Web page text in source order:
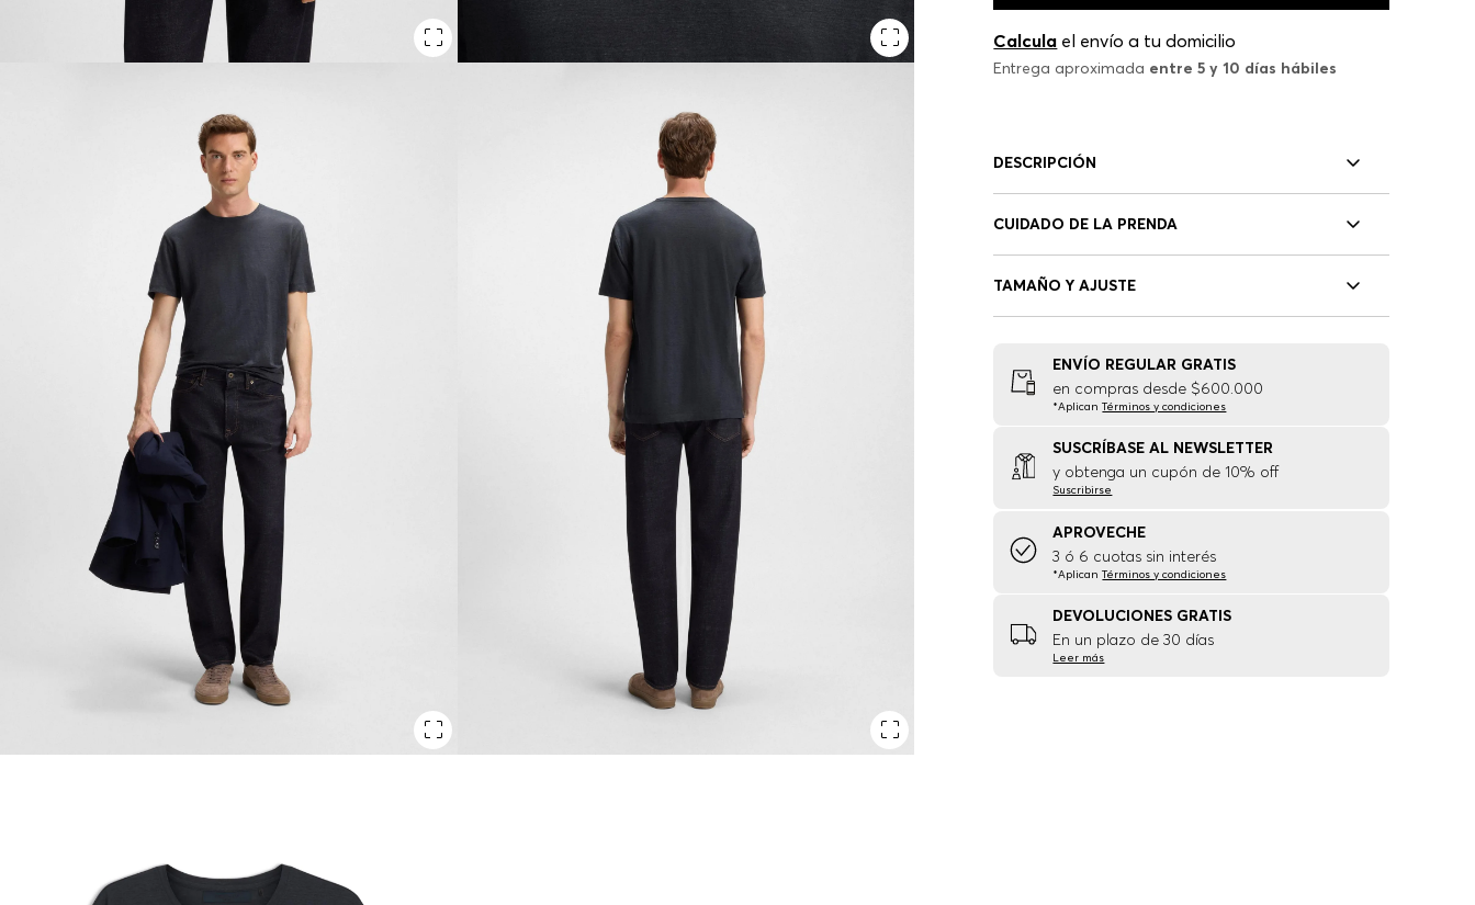
Calcula el envío a tu domicilio
Entrega aproximada entre 5 y 10 días hábiles
DESCRIPCIÓN
CUIDADO DE LA PRENDA
TAMAÑO Y AJUSTE
ENVÍO REGULAR GRATIS
en compras desde $600.000
*AplicanTérminos y condiciones
SUSCRÍBASE AL NEWSLETTER
y obtenga un cupón de 10% off
Suscribirse
APROVECHE
3 ó 6 cuotas sin interés
*AplicanTérminos y condiciones
DEVOLUCIONES GRATIS
En un plazo de 30 días
Leer más